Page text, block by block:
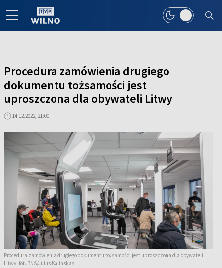
Procedura zamówienia drugiego
dokumentu tożsamości jest
uproszczona dla obywateli Litwy
14.12.2022, 21:00
Procedura zamówienia drugiego dokumentu tożsamości jest uproszczona dla obywateli
Litwy, fot. BNS/Juius Kalinskas